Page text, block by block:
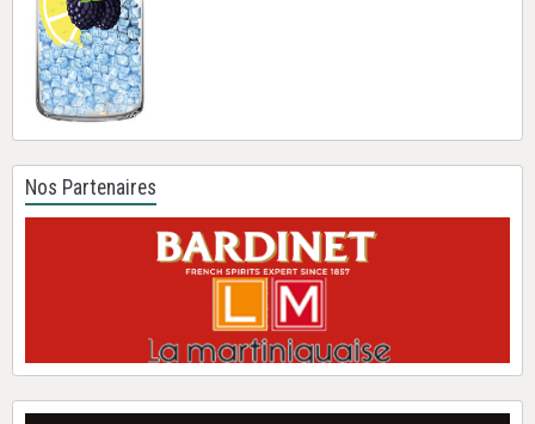
Nos Partenaires